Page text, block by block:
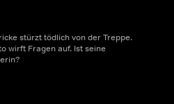
stürzt tödlich von der Treppe.
wirft Fragen auf. Ist seine